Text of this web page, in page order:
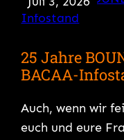
25 Jahre
BACAA-
Auch, wenn wir
euch und eure